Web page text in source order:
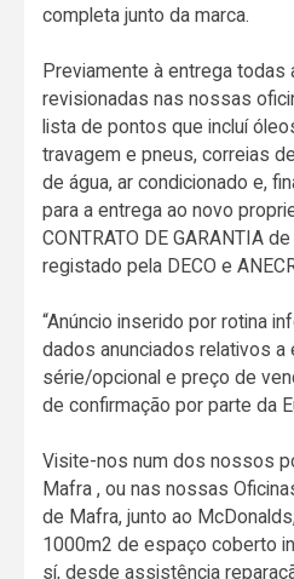
completa junto da marca.
Previamente à entrega
revisionadas nas nossas
lista de pontos que incluí
travagem e pneus, correias
de água, ar condicionado e,
para a entrega ao novo
CONTRATO DE GARANTIA
registado pela DECO e
“Anúncio inserido por rotina
dados anunciados relativos a
série/opcional e preço de
de confirmação por parte da
Visite-nos num dos nossos
Mafra , ou nas nossas
de Mafra, junto ao
1000m2 de espaço coberto
sí, desde assistência